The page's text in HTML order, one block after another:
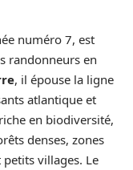
numéro 7, est
randonneurs en
, il épouse la ligne
atlantique et
en biodiversité,
denses, zones
villages. Le